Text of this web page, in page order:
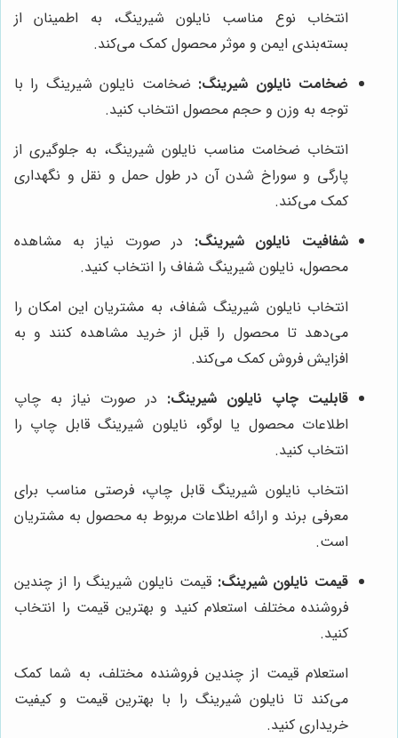
انتخاب نوع مناسب نایلون شیرینگ، به اطمینان از
بسته‌بندی ایمن و موثر محصول کمک می‌کند.
ضخامت نایلون شیرینگ: ضخامت نایلون شیرینگ را با
توجه به وزن و حجم محصول انتخاب کنید.
انتخاب ضخامت مناسب نایلون شیرینگ، به جلوگیری از
پارگی و سوراخ شدن آن در طول حمل و نقل و نگهداری
کمک می‌کند.
شفافیت نایلون شیرینگ: در صورت نیاز به مشاهده
محصول، نایلون شیرینگ شفاف را انتخاب کنید.
انتخاب نایلون شیرینگ شفاف، به مشتریان این امکان را
می‌دهد تا محصول را قبل از خرید مشاهده کنند و به
افزایش فروش کمک می‌کند.
قابلیت چاپ نایلون شیرینگ: در صورت نیاز به چاپ
اطلاعات محصول یا لوگو، نایلون شیرینگ قابل چاپ را
انتخاب کنید.
انتخاب نایلون شیرینگ قابل چاپ، فرصتی مناسب برای
معرفی برند و ارائه اطلاعات مربوط به محصول به مشتریان
است.
قیمت نایلون شیرینگ: قیمت نایلون شیرینگ را از چندین
فروشنده مختلف استعلام کنید و بهترین قیمت را انتخاب
کنید.
استعلام قیمت از چندین فروشنده مختلف، به شما کمک
می‌کند تا نایلون شیرینگ را با بهترین قیمت و کیفیت
خریداری کنید.